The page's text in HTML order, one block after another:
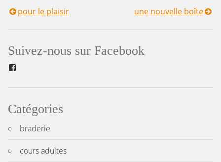
Navigation
l’article
pour le plaisir une nouvelle boîte
Suivez-nous sur Facebook
Catégories
braderie
cours adultes